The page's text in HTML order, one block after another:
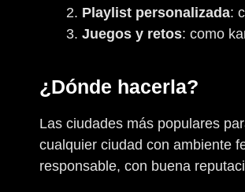
Playlist personalizada:
Juegos y retos: como
¿Dónde hacerla?
Las ciudades más populares
cualquier ciudad con ambiente
responsable, con buena